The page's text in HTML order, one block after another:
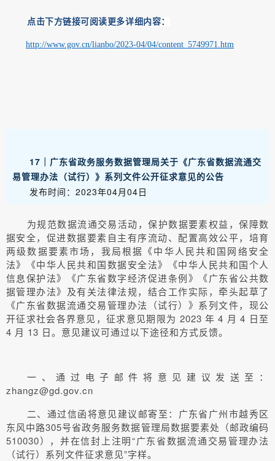
点击下方链接可阅读更多详细内容：
http://www.gov.cn/lianbo/2023-04/04/content_5749971.htm
17｜广东省政务服务数据管理局关于《广东省数据流通交
易管理办法（试行）》系列文件公开征求意见的公告
发布时间：2023年04月04日
为规范数据流通交易活动，保护数据要素权益，保障数
据安全，促进数据要素自主有序流动、配置高效公平，培育
两级数据要素市场，我局根据《中华人民共和国网络安全
法》《中华人民共和国数据安全法》《中华人民共和国个人
信息保护法》《广东省数字经济促进条例》《广东省公共数
据管理办法》及有关法律法规，结合工作实际，牵头起草了
《广东省数据流通交易管理办法（试行）》系列文件，现公
开征求社会各界意见，征求意见期限为 2023 年 4 月 4 日至
4 月 13 日。意见建议可通过以下途径和方式反馈。
一、通过电子邮件将意见建议发送至：
zhangz@gd.gov.cn
二、通过信函将意见建议邮寄至：广东省广州市越秀区
东风中路305号省政务服务数据管理局数据要素处（邮政编码
510030），并在信封上注明“广东省数据流通交易管理办法
（试行）系列文件征求意见”字样。